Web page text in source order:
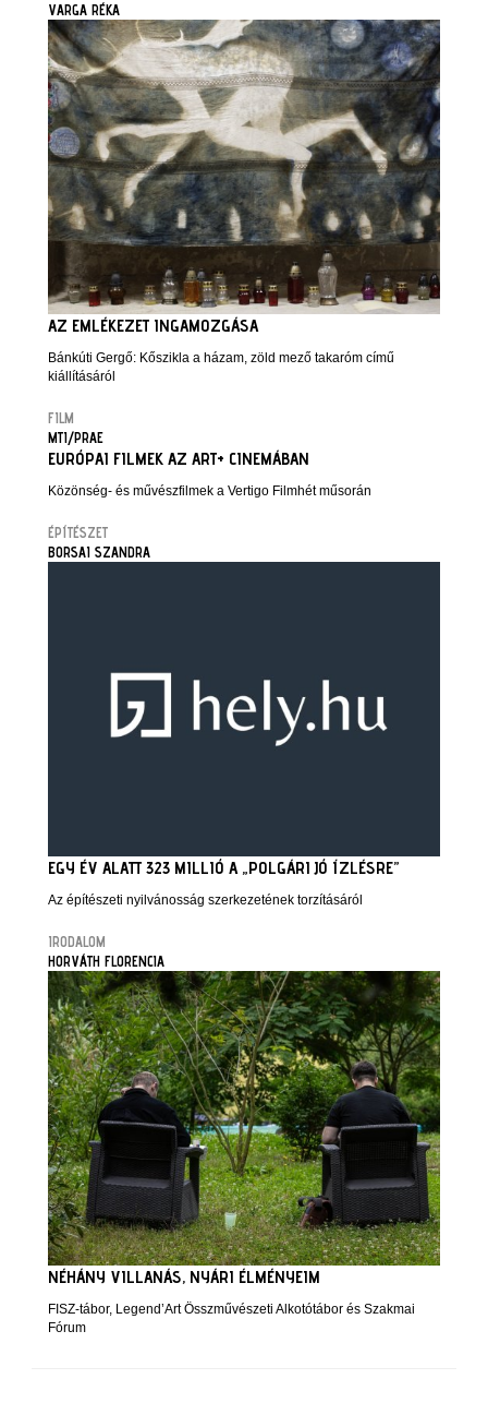
VARGA RÉKA
AZ EMLÉKEZET INGAMOZGÁSA
Bánkúti Gergő: Kőszikla a házam, zöld mező takaróm című
kiállításáról
FILM
MTI/PRAE
EURÓPAI FILMEK AZ ART+ CINEMÁBAN
Közönség- és művészfilmek a Vertigo Filmhét műsorán
ÉPÍTÉSZET
BORSAI SZANDRA
EGY ÉV ALATT 323 MILLIÓ A „POLGÁRI JÓ ÍZLÉSRE”
Az építészeti nyilvánosság szerkezetének torzításáról
IRODALOM
HORVÁTH FLORENCIA
NÉHÁNY VILLANÁS, NYÁRI ÉLMÉNYEIM
FISZ-tábor, Legend’Art Összművészeti Alkotótábor és Szakmai
Fórum